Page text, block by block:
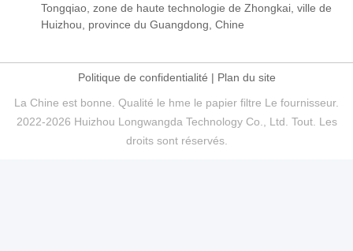
Tongqiao, zone de haute technologie de Zhongkai, ville de
Huizhou, province du Guangdong, Chine
Politique de confidentialité | Plan du site
La Chine est bonne. Qualité le hme le papier filtre Le fournisseur.
2022-2026 Huizhou Longwangda Technology Co., Ltd. Tout. Les
droits sont réservés.